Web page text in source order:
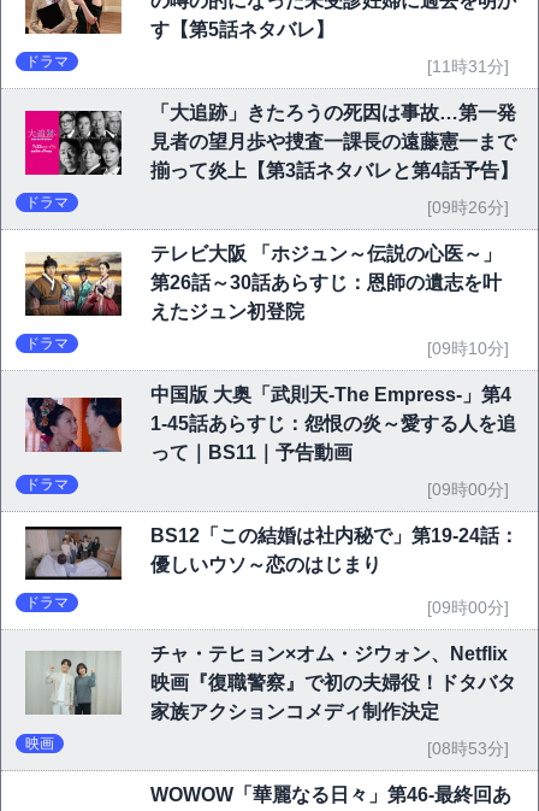
す【第5話ネタバレ】
ドラマ [11時31分]
「大追跡」きたろうの死因は事故…第一発
見者の望月歩や捜査一課長の遠藤憲一まで
揃って炎上【第3話ネタバレと第4話予告】
ドラマ [09時26分]
テレビ大阪 「ホジュン～伝説の心医～」
第26話～30話あらすじ：恩師の遺志を叶
えたジュン初登院
ドラマ [09時10分]
中国版 大奥「武則天-The Empress-」第4
1-45話あらすじ：怨恨の炎～愛する人を追
って｜BS11｜予告動画
ドラマ [09時00分]
BS12「この結婚は社内秘で」第19-24話：
優しいウソ～恋のはじまり
ドラマ [09時00分]
チャ・テヒョン×オム・ジウォン、Netflix
映画『復職警察』で初の夫婦役！ドタバタ
家族アクションコメディ制作決定
映画 [08時53分]
WOWOW「華麗なる日々」第46-最終回あ